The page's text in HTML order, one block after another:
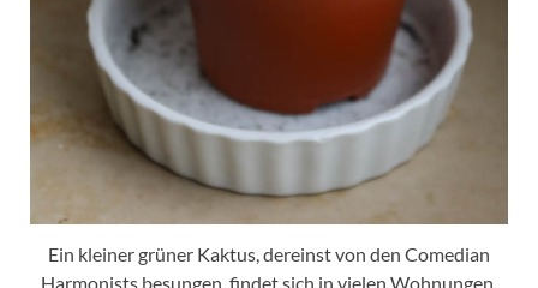
Ein kleiner grüner Kaktus, dereinst von den Comedian
Harmonists besungen, findet sich in vielen Wohnungen.